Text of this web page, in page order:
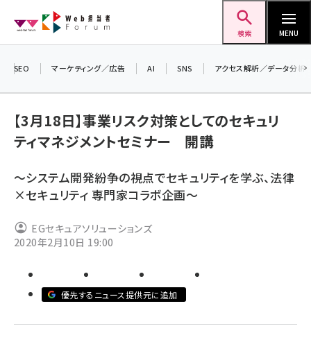
ン
検索 MENU
ai (2804)
note (2312)
z世代 (1622)
SEO マーケティング／広告 AI SNS アクセス解析／データ分析
【3月18日】事業リスク対策としてのセキュリ
ティマネジメントセミナー 開講
～システム開発紛争の視点でセキュリティを学ぶ、法律
×セキュリティ 専門家コラボ企画～
EGセキュアソリューションズ
2020年2月10日 19:00
優先するニュース提供元に追加